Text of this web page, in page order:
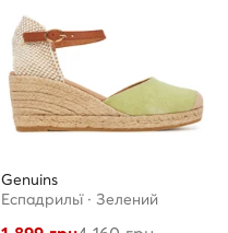
Genuins
Еспадрильї · Зелений